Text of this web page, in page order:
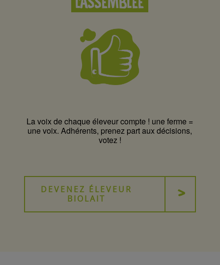
L’ASSEMBLÉE
La voix de chaque éleveur compte ! une ferme =
une voix. Adhérents, prenez part aux décisions,
votez !
DEVENEZ ÉLEVEUR
BIOLAIT